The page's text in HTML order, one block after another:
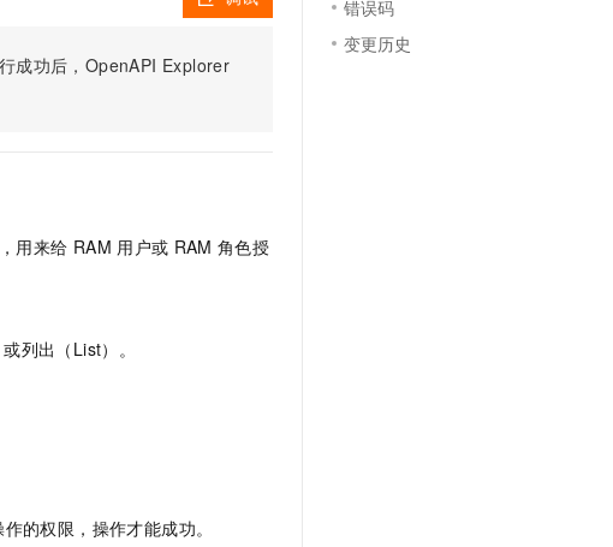
成功后，OpenAPI Explorer
用来给 RAM 用户或 RAM 角色授
列出（List）。
的权限，操作才能成功。
错误码
变更历史
Wan2.7-T2V
HOT
生的云上边界网络安全防护产品
力短剧漫剧创作，剧本、分镜、视频高效生成 覆盖90%+业务场景，专享组合折扣价
我要投诉